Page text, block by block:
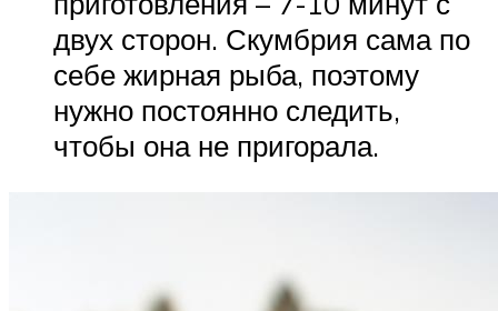
двух сторон. Скумбрия сама по
себе жирная рыба, поэтому
нужно постоянно следить,
чтобы она не пригорала.